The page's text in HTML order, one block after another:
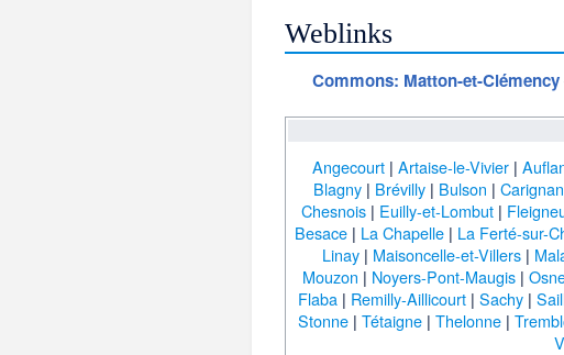
Weblinks
Commons: Matton-et-Clémency
Angecourt |Artaise-le-Vivier |
Blagny| Brévilly| Bulson | Carignan
Chesnois| Euilly-et-Lombut|
Besace | La Chapelle | La Ferté-sur-
Linay | Maisoncelle-et-Villers |
Mouzon | Noyers-Pont-Maugis |
Flaba| Remilly-Aillicourt| Sachy|
Stonne| Tétaigne| Thelonne|